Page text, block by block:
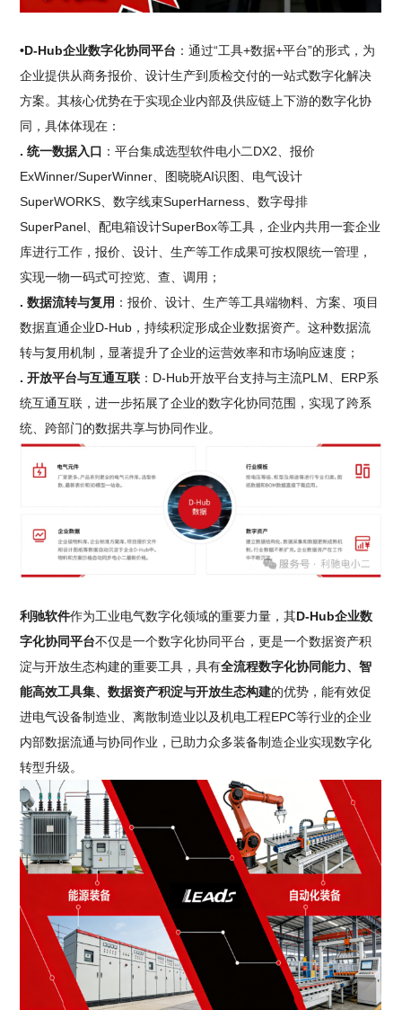
•D-Hub企业数字化协同平台 ：通过“工具+数据+平台”的形式，为
企业提供从商务报价、设计生产到质检交付的一站式数字化解决
方案。其核心优势在于实现企业内部及供应链上下游的数字化协
同，具体体现在：
. 统一数据入口 ：平台集成选型软件电小二DX2、报价
ExWinner/SuperWinner、图晓晓AI识图、电气设计
SuperWORKS、数字线束SuperHarness、数字母排
SuperPanel、配电箱设计SuperBox等工具，企业内共用一套企业
库进行工作，报价、设计、生产等工作成果可按权限统一管理，
实现一物一码式可控览、查、调用；
. 数据流转与复用 ：报价、设计、生产等工具端物料、方案、项目
数据直通企业D-Hub，持续积淀形成企业数据资产。这种数据流
转与复用机制，显著提升了企业的运营效率和市场响应速度；
. 开放平台与互通互联 ：D-Hub开放平台支持与主流PLM、ERP系
统互通互联，进一步拓展了企业的数字化协同范围，实现了跨系
统、跨部门的数据共享与协同作业。
利驰软件作为工业电气数字化领域的重要力量，其D-Hub企业数
字化协同平台不仅是一个数字化协同平台，更是一个数据资产积
淀与开放生态构建的重要工具，具有全流程数字化协同能力、智
能高效工具集、数据资产积淀与开放生态构建的优势，能有效促
进电气设备制造业、离散制造业以及机电工程EPC等行业的企业
内部数据流通与协同作业，已助力众多装备制造企业实现数字化
转型升级。